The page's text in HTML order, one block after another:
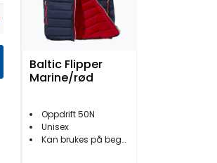
Baltic Flipper
Marine/rød
Oppdrift 50N
Unisex
Kan brukes på begge sider